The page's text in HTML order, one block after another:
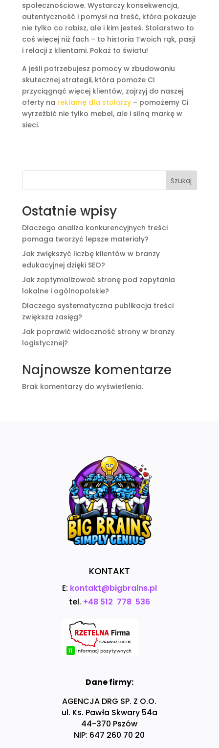
społecznościowe. Wystarczy konsekwencja,
autentyczność i pomysł na treść, która pokazuje
nie tylko co robisz, ale i kim jesteś. Stolarstwo to
coś więcej niż fach – to historia Twoich rąk, pasji
i relacji z klientami. Pokaż to światu!
A jeśli potrzebujesz pomocy w zbudowaniu
skutecznej strategii, która pomoże Ci
przyciągnąć więcej klientów, zajrzyj do naszej
oferty na reklamę dla stolarzy– pomożemy Ci
wyrzeźbić nie tylko mebel, ale i silną markę w
sieci.
Szukaj
Ostatnie wpisy
Dlaczego analiza konkurencyjnych treści
pomaga tworzyć lepsze materiały?
Jak zwiększyć liczbę klientów w branży
edukacyjnej dzięki SEO?
Jak zoptymalizować stronę pod zapytania
lokalne i ogólnopolskie?
Dlaczego systematyczna publikacja treści
zwiększa zasięg?
Jak poprawić widoczność strony w branży
logistycznej?
Najnowsze komentarze
Brak komentarzy do wyświetlenia.
KONTAKT
E: kontakt@bigbrains.pl
tel. +48 512 778 536
Dane firmy:
AGENCJA DRG SP. Z O.O.
ul. Ks. Pawła Skwary 54a
44-370 Pszów
NIP: 647 260 70 20